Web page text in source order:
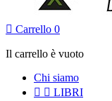
 Carrello 0
Il carrello è vuoto
Chi siamo
  LIBRI